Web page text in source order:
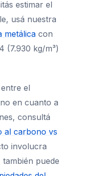
estimar el
usá nuestra
metálica con
(7.930 kg/m³)
el
en cuanto a
consultá
al carbono vs
involucra
puede